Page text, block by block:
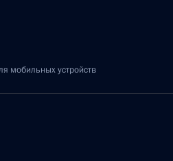
мобильных устройств